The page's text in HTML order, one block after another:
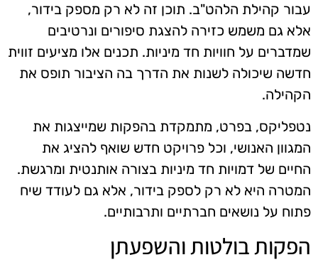
עבור קהילת הלהט"ב. תוכן זה לא רק מספק בידור,
אלא גם משמש כזירה להצגת סיפורים ונרטיבים
שמדברים על חוויות חד מיניות. תכנים אלו מציעים זווית
חדשה שיכולה לשנות את הדרך בה הציבור תופס את
הקהילה.
נטפליקס, בפרט, מתמקדת בהפקות שמייצגות את
המגוון האנושי, וכל פרויקט חדש שואף להציג את
החיים של דמויות חד מיניות בצורה אותנטית ומרגשת.
המטרה היא לא רק לספק בידור, אלא גם לעודד שיח
פתוח על נושאים חברתיים ותרבותיים.
הפקות בולטות והשפעתן